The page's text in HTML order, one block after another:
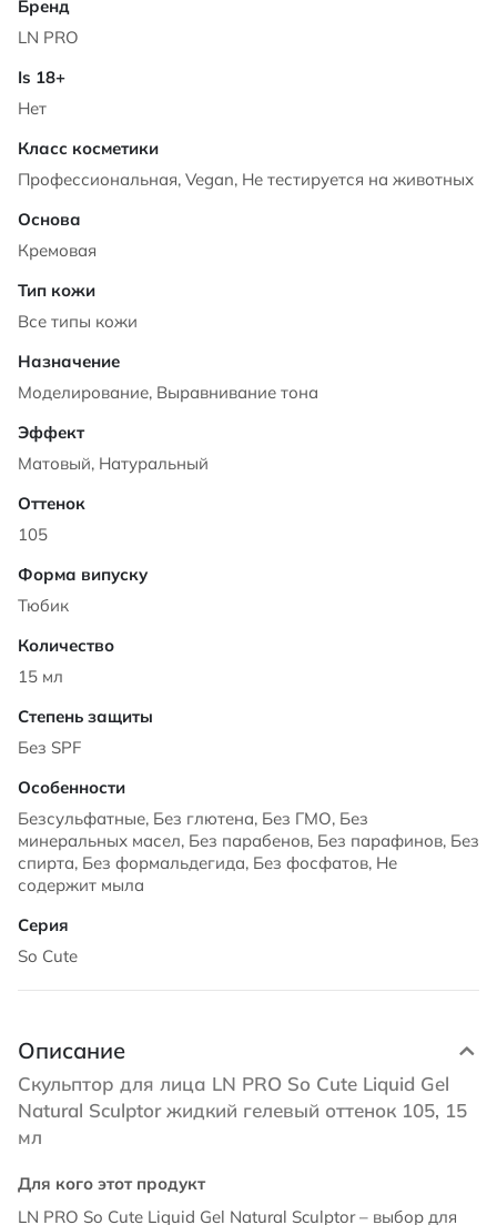
LN PRO
Нет
Профессиональная, Vegan, Не тестируется на животных
Кремовая
Все типы кожи
Моделирование, Выравнивание тона
Матовый, Натуральный
105
Тюбик
15 мл
Без SPF
Безсульфатные, Без глютена, Без ГМО, Без
минеральных масел, Без парабенов, Без парафинов, Без
спирта, Без формальдегида, Без фосфатов, Не
содержит мыла
So Cute
Описание
Скульптор для лица LN PRO So Cute Liquid Gel
Natural Sculptor жидкий гелевый оттенок 105, 15
мл
Для кого этот продукт
LN PRO So Cute Liquid Gel Natural Sculptor – выбор для